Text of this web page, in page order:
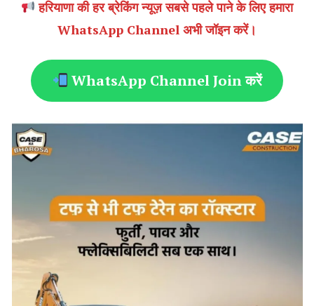
हरियाणा की हर ब्रेकिंग न्यूज़ सबसे पहले पाने के लिए हमारा
WhatsApp Channel अभी जॉइन करें।
WhatsApp Channel Join करें